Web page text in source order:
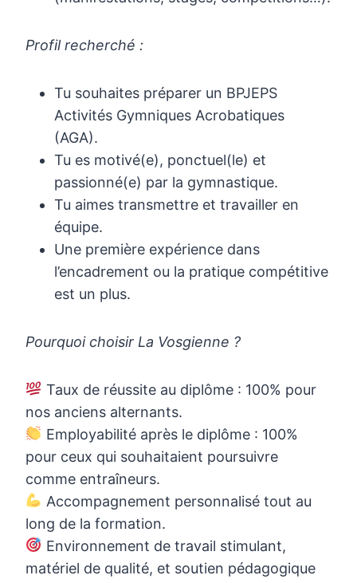
Profil recherché :
Tu souhaites préparer un BPJEPS
Activités Gymniques Acrobatiques
(AGA).
Tu es motivé(e), ponctuel(le) et
passionné(e) par la gymnastique.
Tu aimes transmettre et travailler en
équipe.
Une première expérience dans
l’encadrement ou la pratique compétitive
est un plus.
Pourquoi choisir La Vosgienne ?
Taux de réussite au diplôme : 100% pour
nos anciens alternants.
Employabilité après le diplôme : 100%
pour ceux qui souhaitaient poursuivre
comme entraîneurs.
Accompagnement personnalisé tout au
long de la formation.
Environnement de travail stimulant,
matériel de qualité, et soutien pédagogique